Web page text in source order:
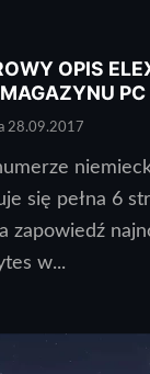
OPIS
28.09.2017
się pełna 6
zapowiedź
w...